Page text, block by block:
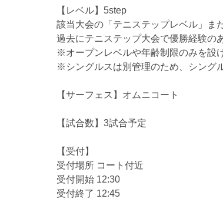
【レベル】5step
該当大会の「テニステップレベル」ま
過去にテニステップ大会で優勝経験の
※オープンレベルや年齢制限のみを設
※シングルスは別管理のため、シング
【サーフェス】オムニコート
【試合数】3試合予定
【受付】
受付場所 コート付近
受付開始 12:30
受付終了 12:45